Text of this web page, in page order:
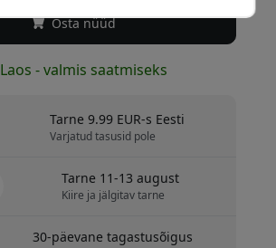
Osta nüüd
Laos - valmis saatmiseks
Tarne 9.99 EUR-s Eesti
Varjatud tasusid pole
Tarne 11-13 august
Kiire ja jälgitav tarne
30-päevane tagastusõigus